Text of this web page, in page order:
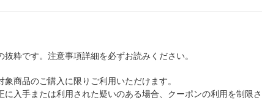
抜粋です。注意事項詳細を必ずお読みください。
象商品のご購入に限りご利用いただけます。
に入手または利用された疑いのある場合、クーポンの利用を制限